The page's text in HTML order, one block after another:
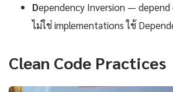
Dependency Inversion — depend
ไม่ใช่ implementations ใช้
Clean Code Practices